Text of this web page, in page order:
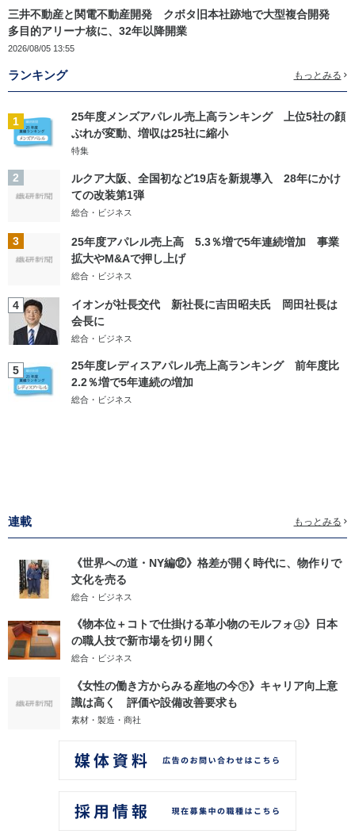
三井不動産と関電不動産開発 クボタ旧本社跡地で大型複合開発
多目的アリーナ核に、32年以降開業
2026/08/05 13:55
ランキング もっとみる
1
25年度メンズアパレル売上高ランキング 上位5社の顔
ぶれが変動、増収は25社に縮小
特集
2
ルクア大阪、全国初など19店を新規導入 28年にかけ
ての改装第1弾
総合・ビジネス
3
25年度アパレル売上高 5.3％増で5年連続増加 事業
拡大やM&Aで押し上げ
総合・ビジネス
4
イオンが社長交代 新社長に吉田昭夫氏 岡田社長は
会長に
総合・ビジネス
5
25年度レディスアパレル売上高ランキング 前年度比
2.2％増で5年連続の増加
総合・ビジネス
連載 もっとみる
《世界への道・NY編⑫》格差が開く時代に、物作りで
文化を売る
総合・ビジネス
《物本位＋コトで仕掛ける革小物のモルフォ㊤》日本
の職人技で新市場を切り開く
総合・ビジネス
《女性の働き方からみる産地の今㊦》キャリア向上意
識は高く 評価や設備改善要求も
素材・製造・商社